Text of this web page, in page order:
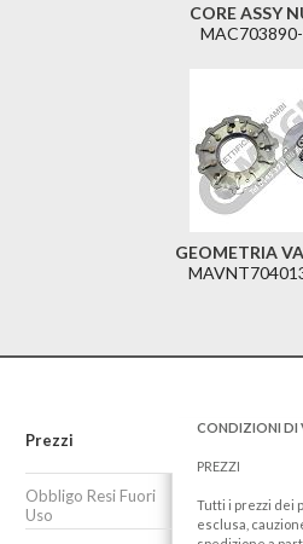
CORE ASSY
GEOMETRIA
Prezzi
Obbligo Resi Fuori
Uso
CONDIZIONI DI
PREZZI
Tutti i prezzi dei
esclusa,